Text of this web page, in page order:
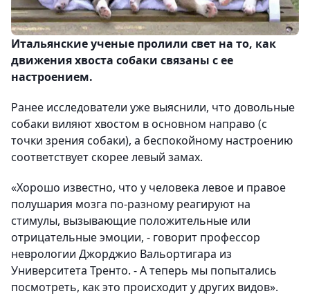
Итальянские ученые пролили свет на то, как
движения хвоста собаки связаны с ее
настроением.
Ранее исследователи уже выяснили, что довольные
собаки виляют хвостом в основном направо (с
точки зрения собаки), а беспокойному настроению
соответствует скорее левый замах.
«Хорошо известно, что у человека левое и правое
полушария мозга по-разному реагируют на
стимулы, вызывающие положительные или
отрицательные эмоции, - говорит профессор
неврологии Джорджио Вальортигара из
Университета Тренто. - А теперь мы попытались
посмотреть, как это происходит у других видов».